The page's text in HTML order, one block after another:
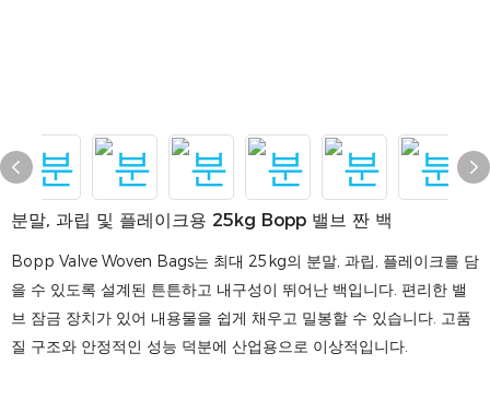
분말, 과립 및 플레이크용 25kg Bopp 밸브 짠 백
Bopp Valve Woven Bags는 최대 25kg의 분말, 과립, 플레이크를 담
을 수 있도록 설계된 튼튼하고 내구성이 뛰어난 백입니다. 편리한 밸
브 잠금 장치가 있어 내용물을 쉽게 채우고 밀봉할 수 있습니다. 고품
질 구조와 안정적인 성능 덕분에 산업용으로 이상적입니다.